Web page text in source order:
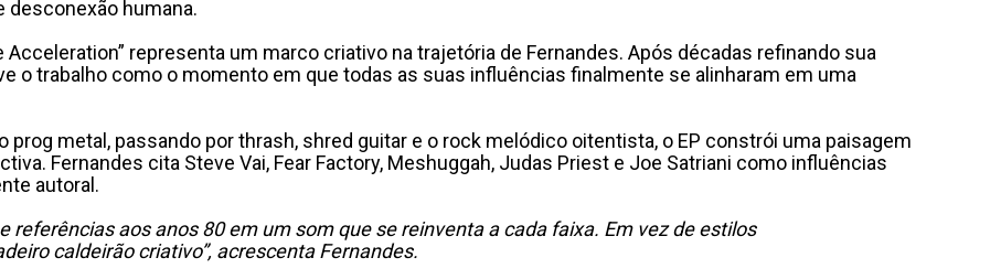
desconexão humana.
representa um marco criativo na trajetória de Fernandes. Após décadas refinando sua
o trabalho como o momento em que todas as suas influências finalmente se alinharam em uma
metal, passando por thrash, shred guitar e o rock melódico oitentista, o EP constrói uma paisagem
Fernandes cita Steve Vai, Fear Factory, Meshuggah, Judas Priest e Joe Satriani como influências
autoral.
referências aos anos 80 em um som que se reinventa a cada faixa. Em vez de estilos
caldeirão criativo”, acrescenta Fernandes.